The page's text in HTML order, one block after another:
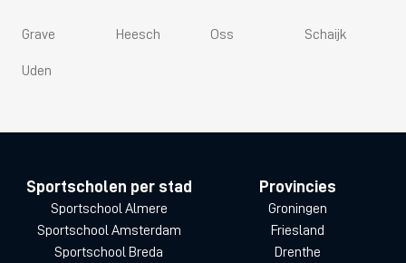
Grave Heesch Oss Schaijk
Uden
Sportscholen per stad
Sportschool Almere
Sportschool Amsterdam
Sportschool Breda
Provincies
Groningen
Friesland
Drenthe